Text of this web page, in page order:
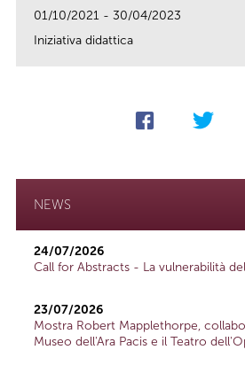
01/10/2021 - 30/04/2023
Iniziativa didattica
NEWS
24/07/2026
Call for Abstracts - La vulnerabilità
23/07/2026
Mostra Robert Mapplethorpe,
Museo dell'Ara Pacis e il Teatro